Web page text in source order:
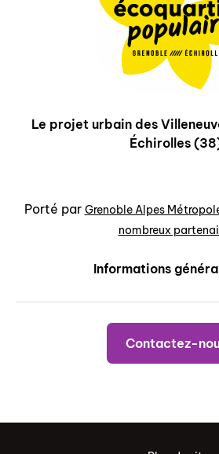
Le projet urbain des
Échirolles
Porté par Grenoble Alpes
nombreux
Informations
Contactez-